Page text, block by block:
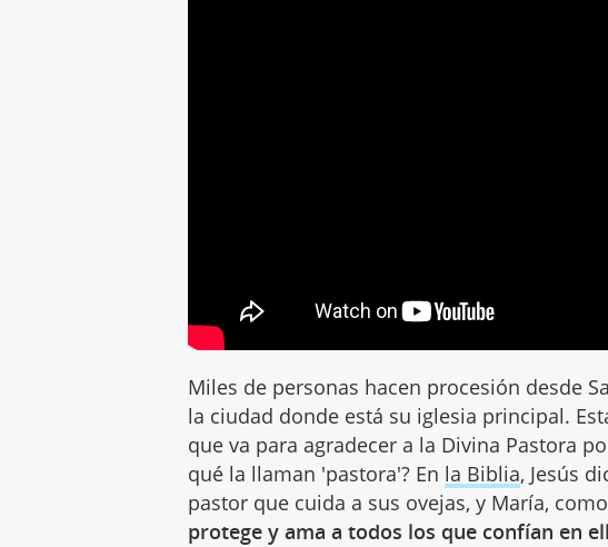
Miles de personas hacen procesión desde
la ciudad donde está su iglesia principal.
que va para agradecer a la Divina Pastora
qué la llaman 'pastora'? En la Biblia, Jesús
pastor que cuida a sus ovejas, y María,
protege y ama a todos los que confían en